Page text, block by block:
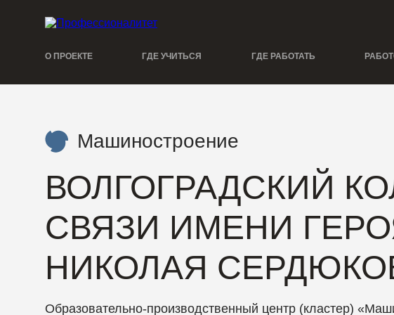
О ПРОЕКТЕ ГДЕ УЧИТЬСЯ ГДЕ РАБОТАТЬ
Машиностроение
ВОЛГОГРАДСКИЙ
СВЯЗИ ИМЕНИ
НИКОЛАЯ
Образовательно-производственный центр (кластер)